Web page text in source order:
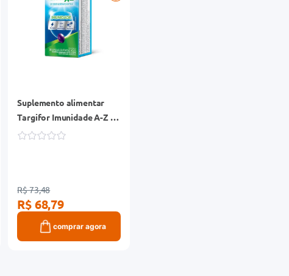
Suplemento alimentar
Targifor Imunidade A-Z 30
cápsulas
R$ 73,48
R$ 68,79
comprar agora